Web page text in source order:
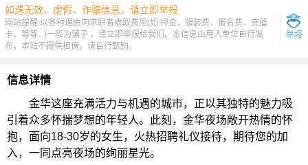
如遇无效、虚假、诈骗信息，请立即举报
网站提醒:以各种理由向求职者收取费用(如:押金、服装费、报名费、充值
卡、等等.. )一般为骗子 ，请立即举报给我们。本信息由用人单位自行发
布，本站不提供担保，请自行甄别。
举报
信息详情
金华这座充满活力与机遇的城市，正以其独特的魅力吸
引着众多怀揣梦想的年轻人。此刻，金华夜场敞开热情的怀
抱，面向18-30岁的女生，火热招聘礼仪接待，期待您的加
入，一同点亮夜场的绚丽星光。